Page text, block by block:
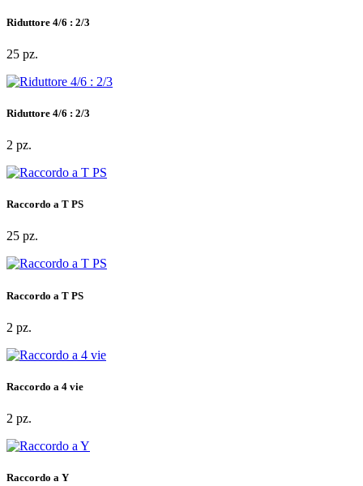
Riduttore 4/6 : 2/3
25 pz.
Riduttore 4/6 : 2/3
2 pz.
Raccordo a T PS
25 pz.
Raccordo a T PS
2 pz.
Raccordo a 4 vie
2 pz.
Raccordo a Y